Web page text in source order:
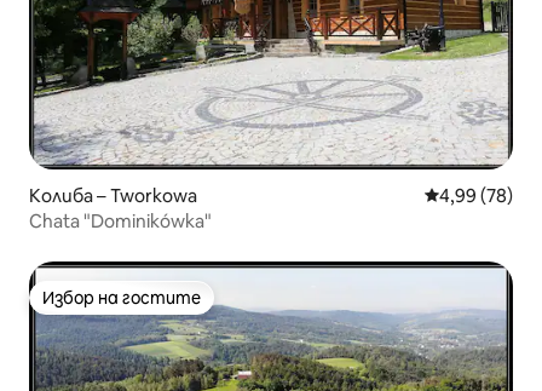
Колиба – Tworkowa Средна
4,99 (78)
Chata "Dominikówka"
Избор на гостите
Избор на гостите